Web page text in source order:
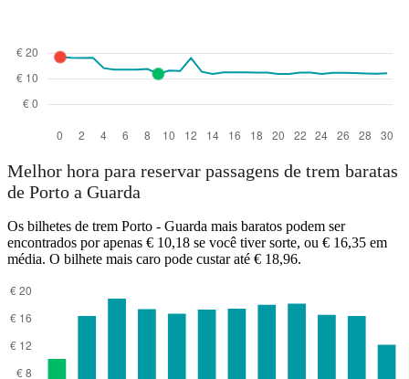
Melhor hora para reservar passagens de trem baratas
de Porto a Guarda
Os bilhetes de trem Porto - Guarda mais baratos podem ser
encontrados por apenas € 10,18 se você tiver sorte, ou € 16,35 em
média. O bilhete mais caro pode custar até € 18,96.